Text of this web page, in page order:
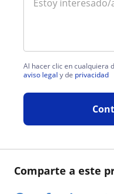
Comparte a este
Al hacer clic en cualquiera
aviso legal y de privacidad